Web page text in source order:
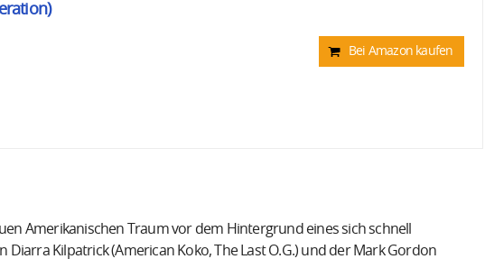
Bei Amazon kaufen
Amerikanischen Traum vor dem Hintergrund eines sich schnell
Kilpatrick (American Koko, The Last O.G.) und der Mark Gordon